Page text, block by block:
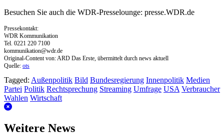
Besuchen Sie auch die WDR-Presselounge: presse.WDR.de
Pressekontakt:
WDR Kommunikation
Tel. 0221 220 7100
kommunikation@wdr.de
Original-Content von: ARD Das Erste, übermittelt durch news aktuell
Quelle: ots
Tagged: Außenpolitik Bild Bundesregierung Innenpolitik Medien
Partei Politik Rechtsprechung Streaming Umfrage USA Verbraucher
Wahlen Wirtschaft
Weitere News